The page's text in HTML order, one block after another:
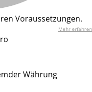
Voraussetzungen.
Mehr erfahren
Währung